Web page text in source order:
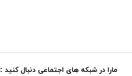
مارا در شبکه های اجتماعی دنبال کنید :